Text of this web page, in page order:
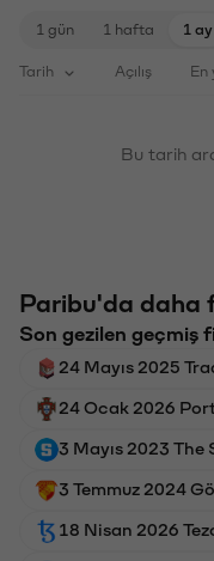
1 gün 1 hafta 1 ay
Tarih Açılış En
Bu tarih
Paribu'da daha
Son gezilen geçmiş
24 Mayıs 2025
24 Ocak 2026
3 Mayıs 2023 The
3 Temmuz 2024
18 Nisan 2026